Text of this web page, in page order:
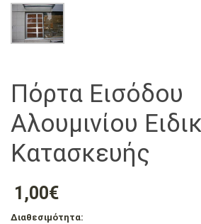
Πόρτα Εισόδου
Αλουμινίου
Κατασκευής
1,00€
Διαθεσιμότητα: